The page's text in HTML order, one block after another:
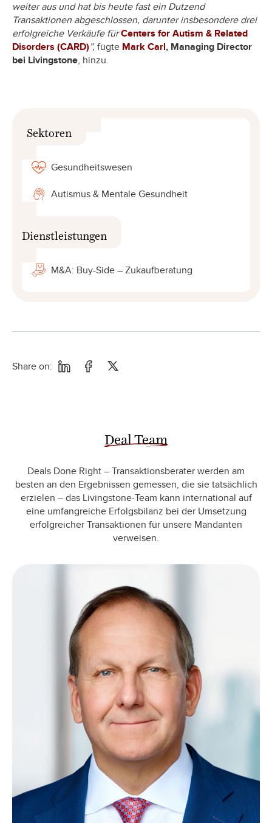
weiter aus und hat bis heute fast ein Dutzend
Transaktionen abgeschlossen, darunter insbesondere drei
erfolgreiche Verkäufe fürCenters for Autism & Related
Disorders (CARD) ”, fügte Mark Carl, Managing Director
bei Livingstone, hinzu.
Sektoren
Gesundheitswesen
Autismus & Mentale Gesundheit
Dienstleistungen
M&A: Buy-Side – Zukaufberatung
Share on:
Deal Team
Deals Done Right – Transaktionsberater werden am
besten an den Ergebnissen gemessen, die sie tatsächlich
erzielen – das Livingstone-Team kann international auf
eine umfangreiche Erfolgsbilanz bei der Umsetzung
erfolgreicher Transaktionen für unsere Mandanten
verweisen.